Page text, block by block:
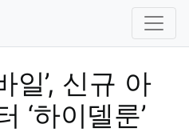
일’, 신규 아
‘하이델룬’